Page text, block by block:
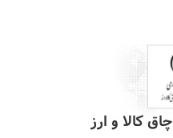
کالا و ارز